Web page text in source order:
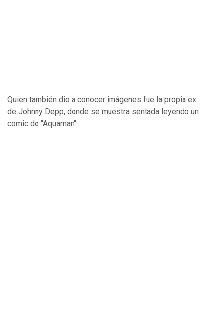
Quien también dio a conocer imágenes fue la propia ex
de Johnny Depp, donde se muestra sentada leyendo un
comic de "Aquaman".